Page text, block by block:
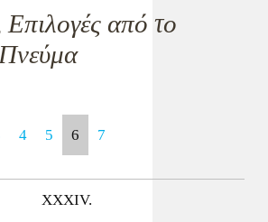
από το
4 5 6 7
XXXIV.